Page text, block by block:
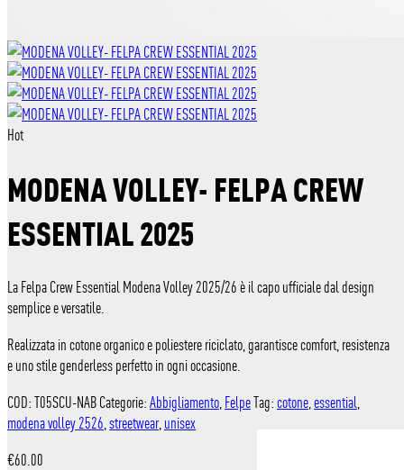
Hot
MODENA VOLLEY- FELPA CREW
ESSENTIAL 2025
La Felpa Crew Essential Modena Volley 2025/26 è il capo ufficiale dal design
semplice e versatile.
Realizzata in cotone organico e poliestere riciclato, garantisce comfort, resistenza
e uno stile genderless perfetto in ogni occasione.
COD:T05SCU-NABCategorie:Abbigliamento FelpeTag:cotone essential
modena volley 2526 streetwear, unisex
€60.00